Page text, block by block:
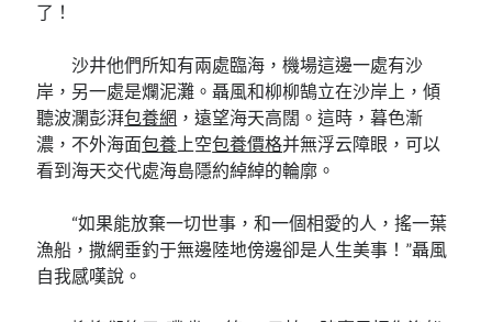
了！
沙井他們所知有兩處臨海，機場這邊一處有沙
岸，另一處是爛泥灘。聶風和柳柳鵠立在沙岸上，傾
聽波瀾彭湃包養網 ，遠望海天高闊。這時，暮色漸
濃，不外海面包養 上空包養價格并無浮云障眼，可以
看到海天交代處海島隱約綽綽的輪廓。
“如果能放棄一切世事，和一個相愛的人，搖一葉
漁船，撒網垂釣于無邊陸地傍邊卻是人生美事！”聶風
自我感嘆說。